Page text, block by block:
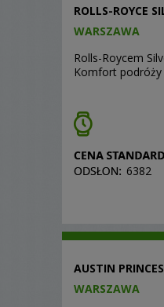
ROLLS-ROYCE
WARSZAWA
Rolls-Roycem
Komfort podróży
6382
AUSTIN
WARSZAWA